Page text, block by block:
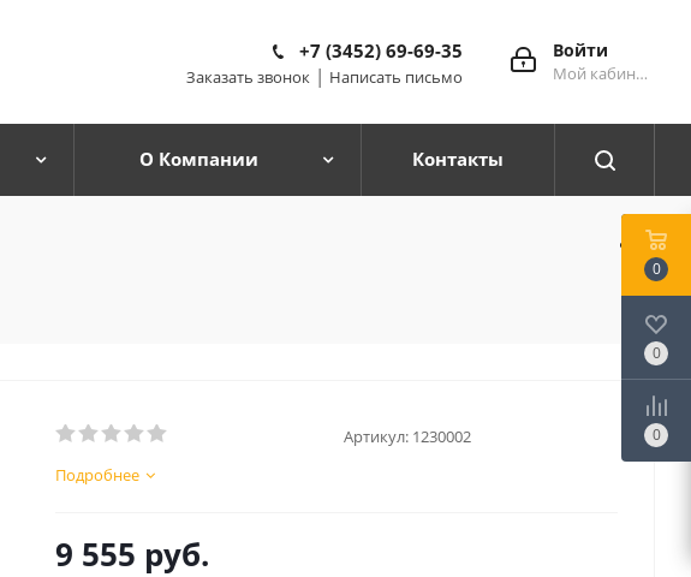
Войти
Мой кабинет
+7 (3452) 69-69-35
Заказать звонок | Написать письмо
О Компании Контакты
Артикул: 1230002
Подробнее
9 555 руб.
0
0
0